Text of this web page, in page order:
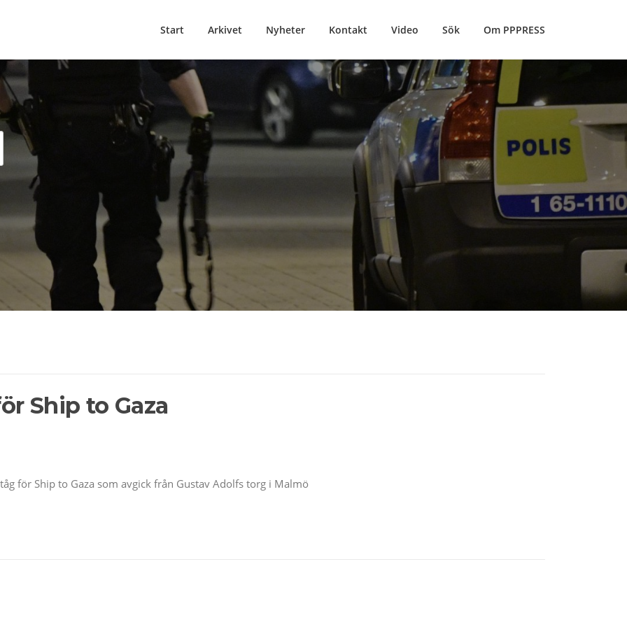
Start Arkivet Nyheter Kontakt Video Sök Om PPPRESS
Ship to Gaza
för Ship to Gaza som avgick från Gustav Adolfs torg i Malmö